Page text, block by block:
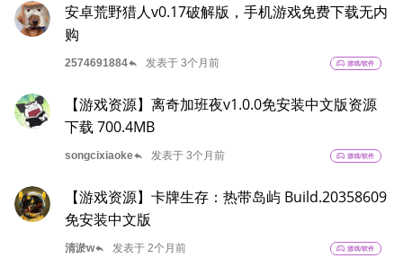
安卓荒野猎人v0.17破解版，手机游戏免费下载无内
购
2574691884reply 发表于 3个月前 sports_esports 游戏/软件
【游戏资源】离奇加班夜v1.0.0免安装中文版资源
下载 700.4MB
songcixiaokereply 发表于 3个月前 sports_esports 游戏/软件
【游戏资源】卡牌生存：热带岛屿 Build.20358609
免安装中文版
清淤wreply 发表于 2个月前 sports_esports 游戏/软件